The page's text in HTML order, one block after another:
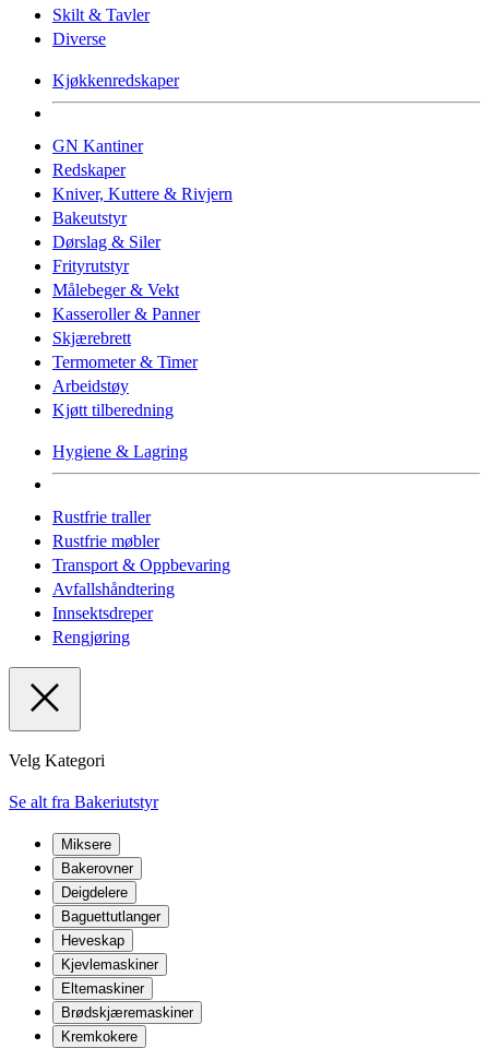
Skilt & Tavler
Diverse
Kjøkkenredskaper
GN Kantiner
Redskaper
Kniver, Kuttere & Rivjern
Bakeutstyr
Dørslag & Siler
Frityrutstyr
Målebeger & Vekt
Kasseroller & Panner
Skjærebrett
Termometer & Timer
Arbeidstøy
Kjøtt tilberedning
Hygiene & Lagring
Rustfrie traller
Rustfrie møbler
Transport & Oppbevaring
Avfallshåndtering
Innsektsdreper
Rengjøring
Velg Kategori
Se alt fra Bakeriutstyr
Miksere
Bakerovner
Deigdelere
Baguettutlanger
Heveskap
Kjevlemaskiner
Eltemaskiner
Brødskjæremaskiner
Kremkokere